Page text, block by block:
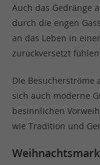
Auch das Gedränge
durch die engen
an das Leben in
zurückversetzt
Die Besucherströme
sich auch moderne
besinnlichen
wie Tradition und